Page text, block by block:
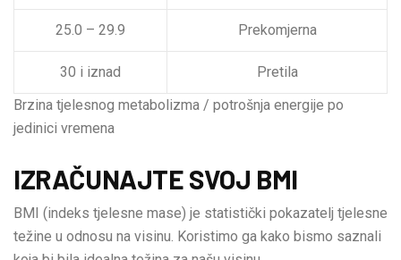
25.0 – 29.9 Prekomjerna
30 i iznad
Pretila
Brzina tjelesnog metabolizma / potrošnja energije po
jedinici vremena
IZRAČUNAJTE SVOJ BMI
BMI (indeks tjelesne mase) je statistički pokazatelj tjelesne
težine u odnosu na visinu. Koristimo ga kako bismo saznali